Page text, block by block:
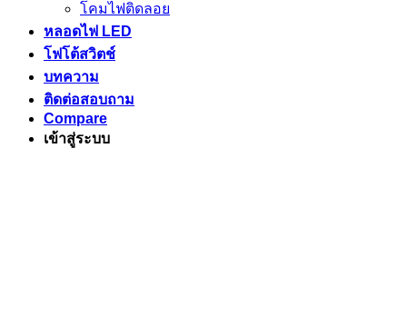
โคมไฟติดลอย
หลอดไฟ LED
โฟโต้สวิตช์
บทความ
ติดต่อสอบถาม
Compare
เข้าสู่ระบบ